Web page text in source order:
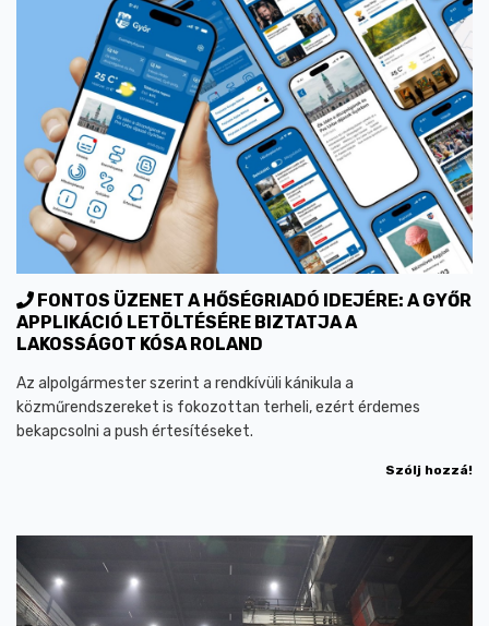
FONTOS ÜZENET A HŐSÉGRIADÓ IDEJÉRE: A GYŐR
APPLIKÁCIÓ LETÖLTÉSÉRE BIZTATJA A
LAKOSSÁGOT KÓSA ROLAND
Az alpolgármester szerint a rendkívüli kánikula a
közműrendszereket is fokozottan terheli, ezért érdemes
bekapcsolni a push értesítéseket.
Szólj hozzá!